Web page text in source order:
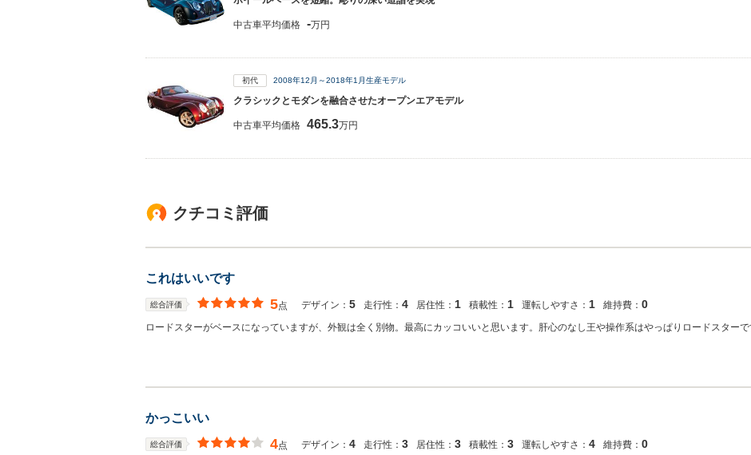
中古車平均価格 -万円
初代 2008年12月～2018年1月生産モデル
クラシックとモダンを融合させたオープンエアモデル
中古車平均価格 465.3万円
クチコミ評価
これはいいです
総合評価 5点 デザイン： 5 走行性： 4 居住性： 1 積載性： 1 運転しやすさ： 1 維持費： 0
ロードスターがベースになっていますが、外観は全く別物。最高にカッコいいと思います。肝心のなし王や操作系はやっぱりロードスターで
かっこいい
総合評価 4点 デザイン： 4 走行性： 3 居住性： 3 積載性： 3 運転しやすさ： 4 維持費： 0